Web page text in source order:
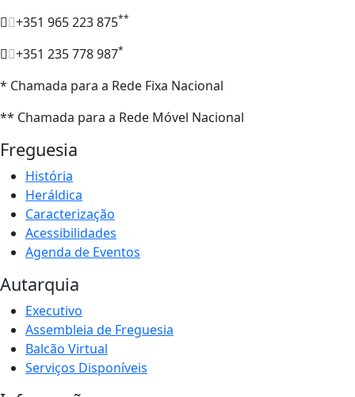
+351 965 223 875**
+351 235 778 987*
* Chamada para a Rede Fixa Nacional
** Chamada para a Rede Móvel Nacional
Freguesia
História
Heráldica
Caracterização
Acessibilidades
Agenda de Eventos
Autarquia
Executivo
Assembleia de Freguesia
Balcão Virtual
Serviços Disponíveis